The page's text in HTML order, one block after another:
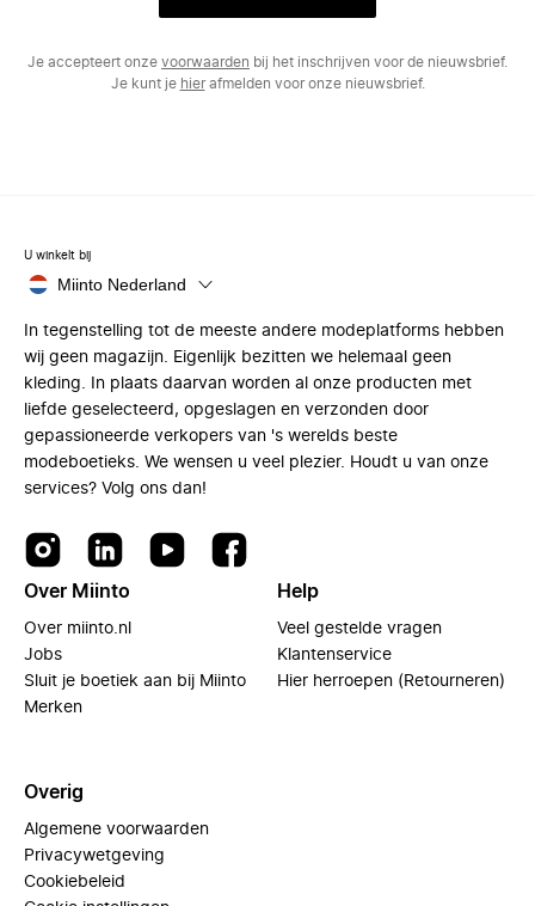
Je accepteert onze voorwaarden bij het inschrijven voor de nieuwsbrief.
Je kunt je hierafmelden voor onze nieuwsbrief.
U winkelt bij
Miinto Nederland
In tegenstelling tot de meeste andere modeplatforms hebben
wij geen magazijn. Eigenlijk bezitten we helemaal geen
kleding. In plaats daarvan worden al onze producten met
liefde geselecteerd, opgeslagen en verzonden door
gepassioneerde verkopers van 's werelds beste
modeboetieks. We wensen u veel plezier. Houdt u van onze
services? Volg ons dan!
Over Miinto
Over miinto.nl
Jobs
Sluit je boetiek aan bij Miinto
Merken
Help
Veel gestelde vragen
Klantenservice
Hier herroepen (Retourneren)
Overig
Algemene voorwaarden
Privacywetgeving
Cookiebeleid